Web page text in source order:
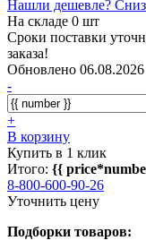
Нашли дешевле?
На складе 0 шт
Сроки поставки
заказа!
Обновлено 06.08.2026
-
+
В корзину
Купить в 1 клик
Итого: {{
8-800-600-90-26
Уточнить цену
Подборки товаров: